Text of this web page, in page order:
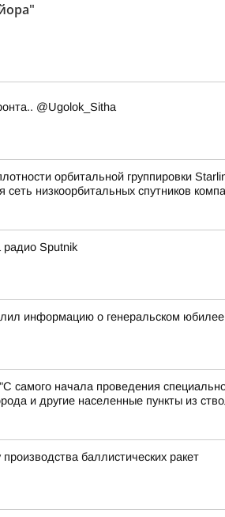
@Ugolok_Sitha
орбитальной группировки
сеть низкоорбитальных спутников
радио Sputnik
информацию о генеральском
начала проведения
и другие населенные пункты из
баллистических ракет